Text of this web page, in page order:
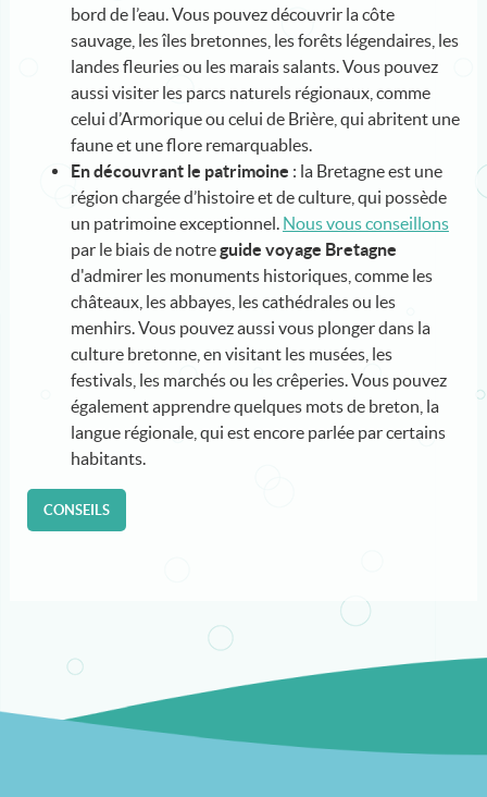
bord de l’eau. Vous pouvez découvrir la côte
sauvage, les îles bretonnes, les forêts légendaires, les
landes fleuries ou les marais salants. Vous pouvez
aussi visiter les parcs naturels régionaux, comme
celui d’Armorique ou celui de Brière, qui abritent une
faune et une flore remarquables.
En découvrant le patrimoine : la Bretagne est une
région chargée d’histoire et de culture, qui possède
un patrimoine exceptionnel. Nous vous conseillons
par le biais de notreguide voyage Bretagne
d'admirer les monuments historiques, comme les
châteaux, les abbayes, les cathédrales ou les
menhirs. Vous pouvez aussi vous plonger dans la
culture bretonne, en visitant les musées, les
festivals, les marchés ou les crêperies. Vous pouvez
également apprendre quelques mots de breton, la
langue régionale, qui est encore parlée par certains
habitants.
CONSEILS